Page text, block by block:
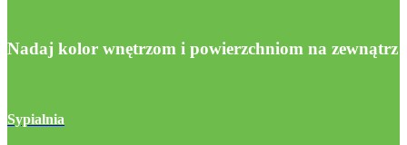
Nadaj kolor wnętrzom i powierzchniom na zewnątrz
Sypialnia